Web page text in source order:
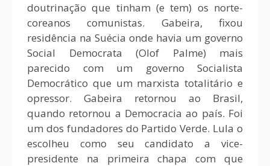
doutrinação que tinham (e tem) os norte-
coreanos comunistas. Gabeira, fixou
residência na Suécia onde havia um governo
Social Democrata (Olof Palme) mais
parecido com um governo Socialista
Democrático que um marxista totalitário e
opressor. Gabeira retornou ao Brasil,
quando retornou a Democracia ao país. Foi
um dos fundadores do Partido Verde. Lula o
escolheu como seu candidato a vice-
presidente na primeira chapa com que